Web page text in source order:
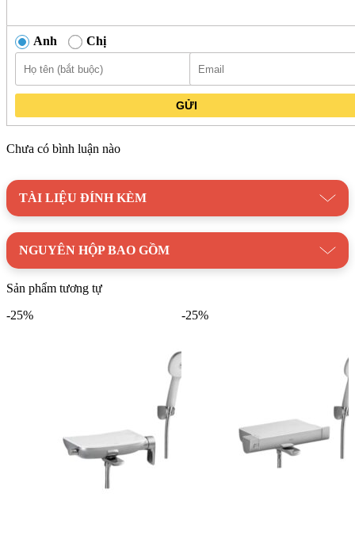
Tay sen massage đa chức năng:
phun tia, phun sương) giúp bạn thư giãn sau một ngày dài
mệt mỏi.
Van đĩa bằng sứ:Chống bám cặn bẩn, vận hành êm ái và
thống nước.
Với thiết kế hiện đại, sang trọng cùng chức năng đa dạng,
Sen Tắm INAX BFV-8000S Nóng Lạnh
hứa hẹn mang đến
này để tận hưởng sự thư giãn và thoải mái sau mỗi ngày dài
mệt mỏi. Liên hệ ngay vớiKim Quốc Tiến
để được tư vấn và
Anh Chị
GỬI
Chưa có bình luận nào
TÀI LIỆU ĐÍNH KÈM
NGUYÊN HỘP BAO GỒM
Sản phẩm tương tự
-25%
-25%